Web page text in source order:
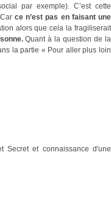
par exemple). C’est cette
ce n’est pas en faisant une
alors que cela la fragiliserait
Quant à la question de la
la partie « Pour aller plus loin
Secret et connaissance d'une